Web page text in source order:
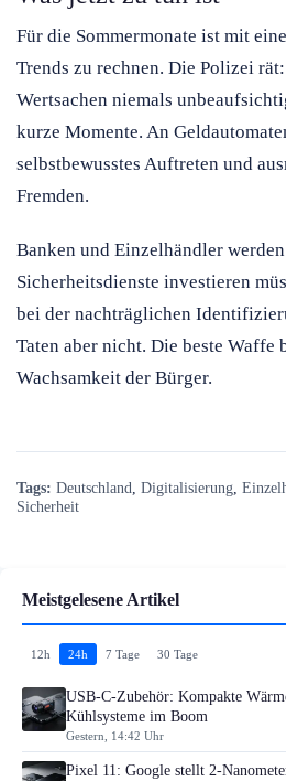
Für die Sommermonate ist mit
Trends zu rechnen. Die Polizei
Wertsachen niemals
kurze Momente. An
selbstbewusstes Auftreten und
Fremden.
Banken und Einzelhändler
Sicherheitsdienste investieren
bei der nachträglichen
Taten aber nicht. Die beste Waffe
Wachsamkeit der Bürger.
Tags: Deutschland Digitalisierung
Sicherheit
Meistgelesene Artikel
12h 24h 7 Tage 30 Tage
USB-C-Zubehör: Kompakte
Kühlsysteme im Boom
Gestern, 14:42 Uhr
Pixel 11: Google stellt 2-